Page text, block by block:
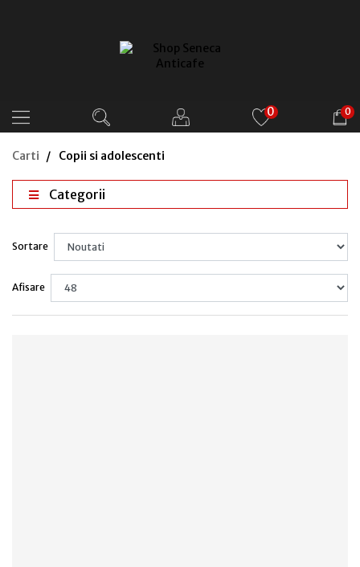
0 0
Carti Copii si adolescenti
Categorii
Sortare
Afisare